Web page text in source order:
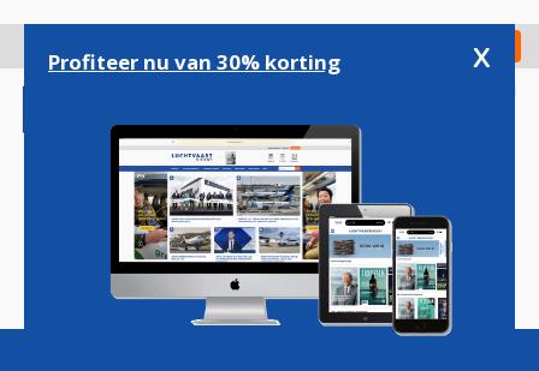
gaan
Check in
Magazine Podcasts Vacatures
Profiteer nu van 30% korting x